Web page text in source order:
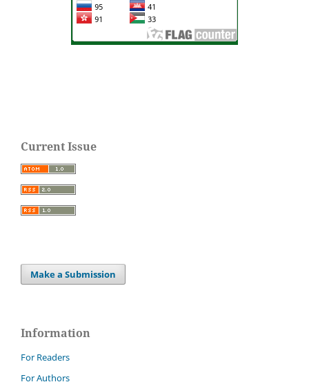
Current Issue
Make a Submission
Information
For Readers
For Authors